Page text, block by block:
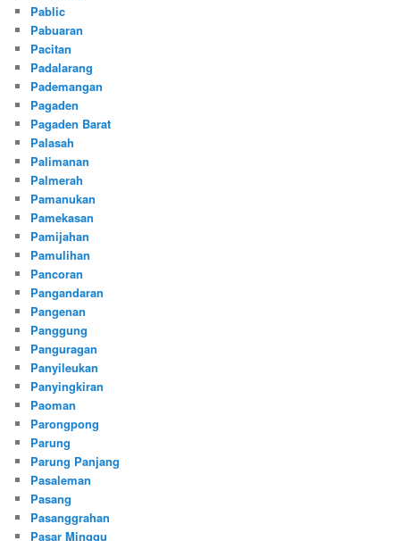
Pablic
Pabuaran
Pacitan
Padalarang
Pademangan
Pagaden
Pagaden Barat
Palasah
Palimanan
Palmerah
Pamanukan
Pamekasan
Pamijahan
Pamulihan
Pancoran
Pangandaran
Pangenan
Panggung
Panguragan
Panyileukan
Panyingkiran
Paoman
Parongpong
Parung
Parung Panjang
Pasaleman
Pasang
Pasanggrahan
Pasar Minggu